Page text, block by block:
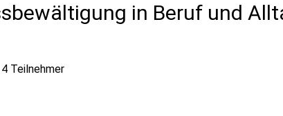
in Beruf und
Teilnehmer